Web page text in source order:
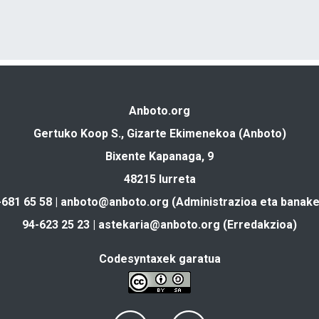
Anboto.org
Gertuko Koop S., Gizarte Ekimenekoa (Anboto)
Bixente Kapanaga, 9
48215 Iurreta
65 58 | anboto@anboto.org (Administrazioa eta
94-623 25 23 | astekaria@anboto.org (Erredakzioa)
Codesyntaxek garatua